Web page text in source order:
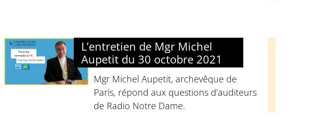
L’entretien de Mgr Michel
Aupetit du 30 octobre 2021
Mgr Michel Aupetit, archevêque de
Paris, répond aux questions d’auditeurs
de Radio Notre Dame.